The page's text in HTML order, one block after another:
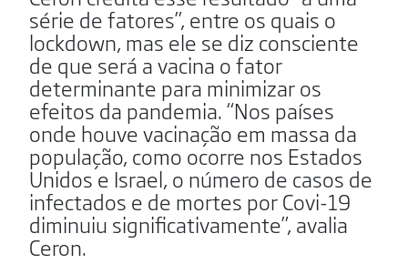
série de fatores”, entre os quais o
lockdown, mas ele se diz consciente
de que será a vacina o fator
determinante para minimizar os
efeitos da pandemia. “Nos países
onde houve vacinação em massa da
população, como ocorre nos Estados
Unidos e Israel, o número de casos de
infectados e de mortes por Covi-19
diminuiu significativamente”, avalia
Ceron.